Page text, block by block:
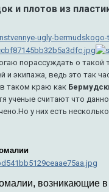
и плотов из
порассуждать о такой
и экипажа, ведь это так
таком краю как
ученые считают что
у них есть
возникающие